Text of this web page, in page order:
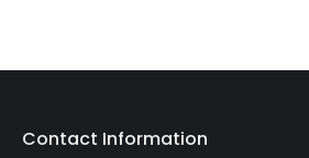
Contact Information